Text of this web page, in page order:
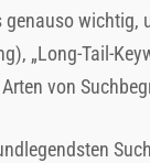
„Long-Tail-
von